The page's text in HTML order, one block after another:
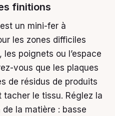
finitions
un mini-fer à
les zones difficiles
les poignets ou l’espace
vous que les plaques
de résidus de produits
le tissu. Réglez la
la matière : basse